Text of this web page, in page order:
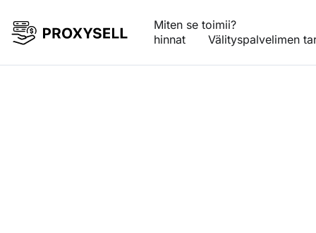
Miten se toimii?
hinnat
Välityspalvelimen